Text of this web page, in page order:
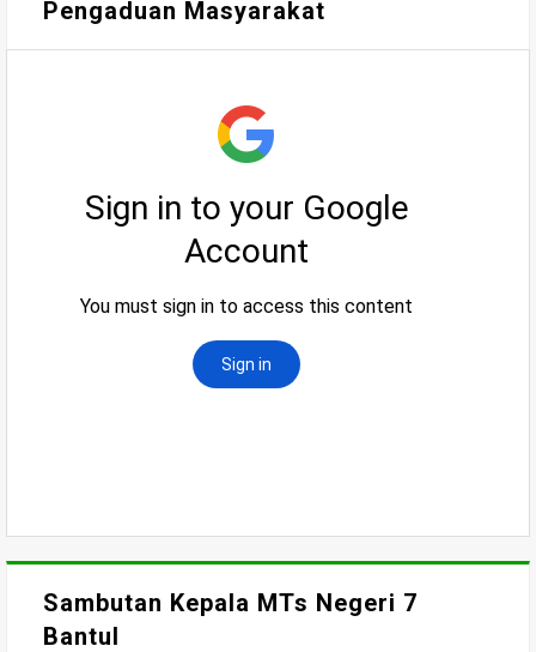
Pengaduan Masyarakat
Sambutan Kepala MTs Negeri 7
Bantul